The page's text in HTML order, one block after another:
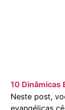
10 Dinâmicas
Neste post,
evangélicas